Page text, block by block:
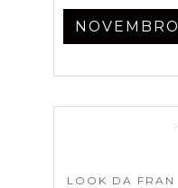
LOOK DA FRAN